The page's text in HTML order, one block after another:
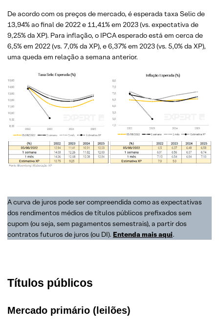
De acordo com os preços de mercado, é esperada taxa Selic de
13,94% ao final de 2022 e 11,41% em 2023 (vs. expectativa de
9,25% da XP). Para inflação, o IPCA esperado está em cerca de
6,5% em 2022 (vs. 7,0% da XP), e 6,37% em 2023 (vs. 5,0% da XP),
uma queda em relação a semana anterior.
A curva de juros pode ser compreendida como as expectativas
dos rendimentos médios de títulos públicos prefixados sem
cupom (ou seja, sem pagamentos semestrais), a partir dos
contratos futuros de juros (ou DI). Entenda mais aqui.
Títulos públicos
Mercado primário (leilões)